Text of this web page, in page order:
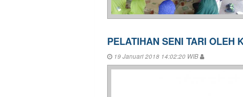
PELATIHAN SENI TARI OLEH
19 Januari 2018 14:02:20 WIB